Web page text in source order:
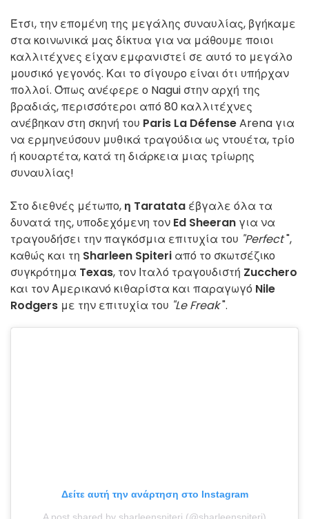
Έτσι, την επομένη της μεγάλης συναυλίας, βγήκαμε
στα κοινωνικά μας δίκτυα για να μάθουμε ποιοι
καλλιτέχνες είχαν εμφανιστεί σε αυτό το μεγάλο
μουσικό γεγονός. Και το σίγουρο είναι ότι υπήρχαν
πολλοί. Όπως ανέφερε ο Nagui στην αρχή της
βραδιάς, περισσότεροι από 80 καλλιτέχνες
ανέβηκαν στη σκηνή του Paris La DéfenseArena για
να ερμηνεύσουν μυθικά τραγούδια ως ντουέτα, τρίο
ή κουαρτέτα, κατά τη διάρκεια μιας τρίωρης
συναυλίας!
Στο διεθνές μέτωπο, η Taratata έβγαλε όλα τα
δυνατά της, υποδεχόμενη τον Ed Sheeran για να
τραγουδήσει την παγκόσμια επιτυχία του "Perfect",
καθώς και τη Sharleen Spiteri από το σκωτσέζικο
συγκρότημα Texas, τον Ιταλό τραγουδιστή Zucchero
και τον Αμερικανό κιθαρίστα και παραγωγό Nile
Rodgers με την επιτυχία του "Le Freak".
Δείτε αυτή την ανάρτηση στο Instagram